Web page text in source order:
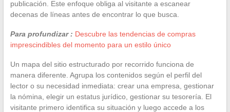
publicación. Este enfoque obliga al visitante a escanear
decenas de líneas antes de encontrar lo que busca.
Para profundizar : Descubre las tendencias de compras
imprescindibles del momento para un estilo único
Un mapa del sitio estructurado por recorrido funciona de
manera diferente. Agrupa los contenidos según el perfil del
lector o su necesidad inmediata: crear una empresa, gestionar
la nómina, elegir un estatus jurídico, gestionar su tesorería. El
visitante primero identifica su situación y luego accede a los